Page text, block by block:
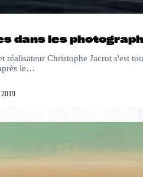
dans les
réalisateur Christophe Jacrot s'est
le…